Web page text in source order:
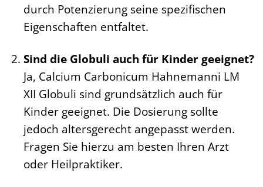
durch Potenzierung seine spezifischen
Eigenschaften entfaltet.
Sind die Globuli auch für Kinder geeignet?
Ja, Calcium Carbonicum Hahnemanni LM
XII Globuli sind grundsätzlich auch für
Kinder geeignet. Die Dosierung sollte
jedoch altersgerecht angepasst werden.
Fragen Sie hierzu am besten Ihren Arzt
oder Heilpraktiker.